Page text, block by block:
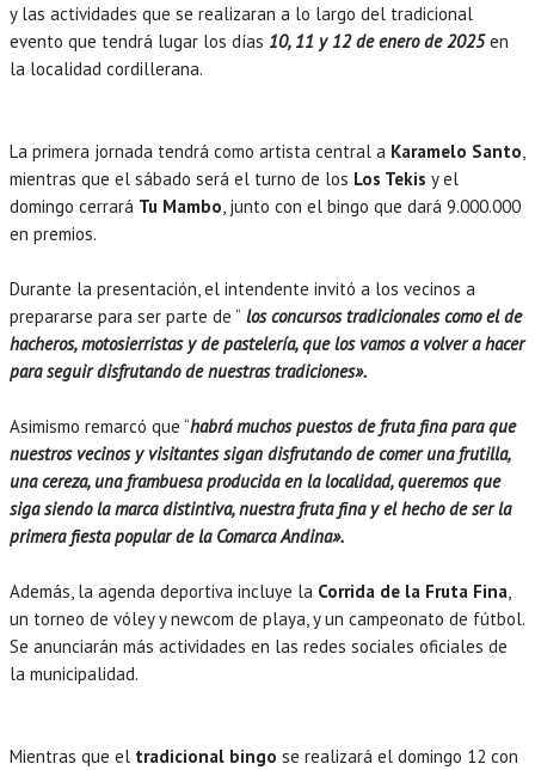
y las actividades que se realizaran a lo largo del tradicional
evento que tendrá lugar los días 10, 11 y 12 de enero de 2025en
la localidad cordillerana.
La primera jornada tendrá como artista central a Karamelo Santo,
mientras que el sábado será el turno de los Los Tekis y el
domingo cerrará Tu Mambo, junto con el bingo que dará 9.000.000
en premios.
Durante la presentación, el intendente invitó a los vecinos a
prepararse para ser parte de “ los concursos tradicionales como el de
hacheros, motosierristas y de pastelería, que los vamos a volver a hacer
para seguir disfrutando de nuestras tradiciones».
Asimismo remarcó que “habrá muchos puestos de fruta fina para que
nuestros vecinos y visitantes sigan disfrutando de comer una frutilla,
una cereza, una frambuesa producida en la localidad, queremos que
siga siendo la marca distintiva, nuestra fruta fina y el hecho de ser la
primera fiesta popular de la Comarca Andina».
Además, la agenda deportiva incluye la Corrida de la Fruta Fina,
un torneo de vóley y newcom de playa, y un campeonato de fútbol.
Se anunciarán más actividades en las redes sociales oficiales de
la municipalidad.
Mientras que el tradicional bingo se realizará el domingo 12 con